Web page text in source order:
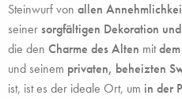
Steinwurf von allen
seinersorgfältigen Dekoration
die den Charme des Alten mit
und seinem privaten, beheizten
ist, ist es der ideale Ort, um in der